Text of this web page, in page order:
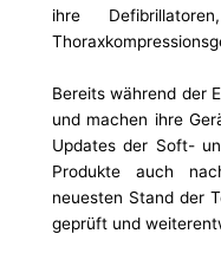
ihre
Bereits während der
und machen ihre
Updates der Soft-
Produkte auch
neuesten Stand der
geprüft und